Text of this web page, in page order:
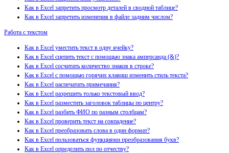
Как в Excel запретить просмотр деталей в сводной таблице?
Как в Excel запретить изменения в файле задним числом?
Работа с текстом
Как в Excel уместить текст в одну ячейку?
Как в Excel сцепить текст с помощью знака амперсанда (&)?
Как в Excel сосчитать количество знаков в строке?
Как в Excel с помощью горячих клавиш изменить стиль текста?
Как в Excel распечатать примечания?
Как в Excel разрешить только текстовый ввод?
Как в Excel разместить заголовок таблицы по центру?
Как в Excel разбить ФИО по разным столбцам?
Как в Excel проверить текст на совпадение?
Как в Excel преобразовать слова в один формат?
Как в Excel пользоваться функциями преобразования букв?
Как в Excel определить пол по отчеству?